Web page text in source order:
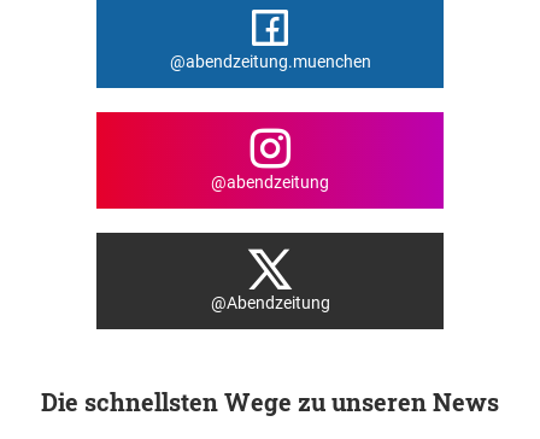
@abendzeitung.muenchen
@abendzeitung
@Abendzeitung
Die schnellsten Wege zu unseren News